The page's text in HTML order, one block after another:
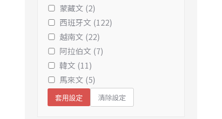
蒙藏文 (2)
西班牙文 (122)
越南文 (22)
阿拉伯文 (7)
韓文 (11)
馬來文 (5)
套用設定 清除設定